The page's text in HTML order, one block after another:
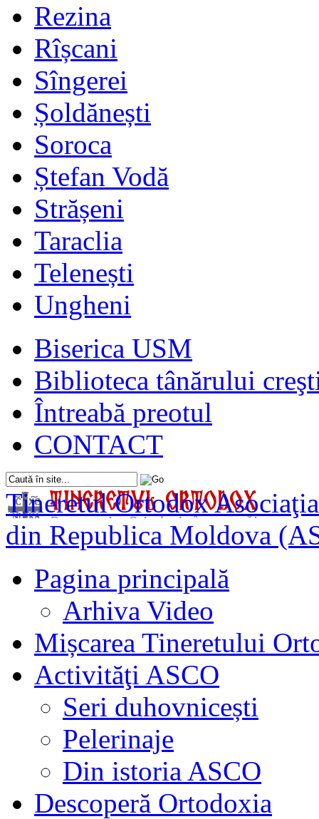
Rezina
Rîșcani
Sîngerei
Șoldănești
Soroca
Ștefan Vodă
Strășeni
Taraclia
Telenești
Ungheni
Biserica USM
Biblioteca tânărului
Întreabă preotul
CONTACT
Tineretul Ortodox
din Republica Moldova
Pagina principală
Arhiva Video
Mișcarea Tineretului
Activităţi ASCO
Seri duhovnicești
Pelerinaje
Din istoria ASCO
Descoperă Ortodoxia